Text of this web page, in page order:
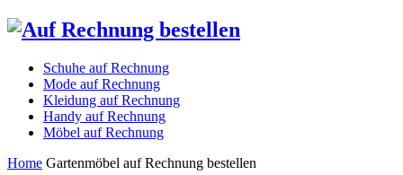
Schuhe auf Rechnung
Mode auf Rechnung
Kleidung auf Rechnung
Handy auf Rechnung
Möbel auf Rechnung
Home Gartenmöbel auf Rechnung bestellen